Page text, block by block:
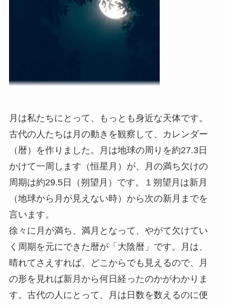
月は私たちにとって、もっとも身近な天体です。
古代の人たちは月の動きを観察して、カレンダー
（暦）を作りました。月は地球の周りを約27.3日
かけて一周します（恒星月）が、月の満ち欠けの
周期は約29.5日（朔望月）です。１朔望月は新月
（地球から月が見えない時）から次の新月までを
言います。
徐々に月が満ち、満月となって、やがて欠けてい
く周期を元にできた暦が「大陰暦」です。月は、
晴れてさえすれば、どこからでも見えるので、月
の形を見れば新月から何日経ったのかがわかりま
す。古代の人にとって、月は日数を数えるのに便